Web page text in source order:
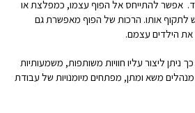
אפשר להתייחס אל הפוף עצמו, כמפלצת או
לתקוף אותו. הרכות של הפוף מאפשרת גם
את הילדים עצמם.
ניתן ליצור עליו חוויות משותפות, משמעותיות
משא ומתן, מפתחים מיומנויות של עבודת